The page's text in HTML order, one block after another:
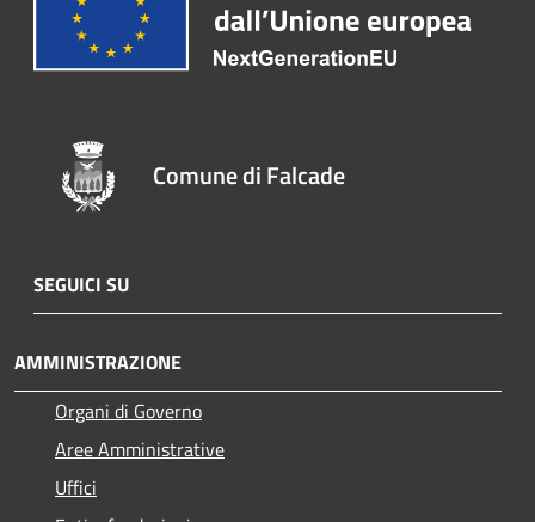
Comune di Falcade
SEGUICI SU
AMMINISTRAZIONE
Organi di Governo
Aree Amministrative
Uffici